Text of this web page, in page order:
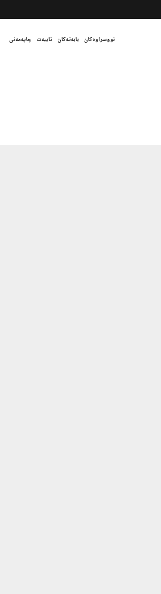
نووسراوەکان بابەتەکان تایبەت چاپەمەنی